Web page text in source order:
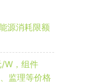
源消耗限额
/W，组件
监理等价格